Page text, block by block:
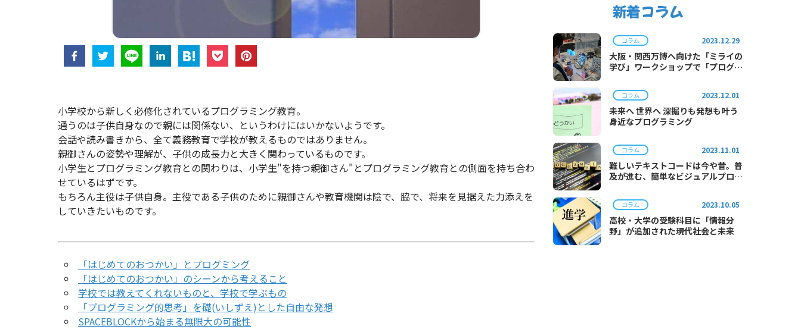
小学校から新しく必修化されているプログラミング教育。
通うのは子供自身なので親には関係ない、というわけにはいかないようです。
会話や読み書きから、全て義務教育で学校が教えるものではありません。
親御さんの姿勢や理解が、子供の成長力と大きく関わっているものです。
小学生とプログラミング教育との関わりは、小学生"を持つ親御さん"とプログラミング教育との側面を持ち合わ
せているはずです。
もちろん主役は子供自身。主役である子供のために親御さんや教育機関は陰で、脇で、将来を見据えた力添えを
していきたいものです。
「はじめてのおつかい」とプログミング
「はじめてのおつかい」のシーンから考えること
学校では教えてくれないものと、学校で学ぶもの
「プログラミング的思考」を礎(いしずえ)とした自由な発想
SPACEBLOCKから始まる無限大の可能性
新着コラム
コラム 2023.12.29
大阪・関西万博へ向けた「ミライの
学び」ワークショップで「プログラ
コラム 2023.12.01
未来へ 世界へ 深掘りも発想も叶う
身近なプログラミング
コラム 2023.11.01
難しいテキストコードは今や昔。普
及が進む、簡単なビジュアルプログ
コラム 2023.10.05
高校・大学の受験科目に「情報分
野」が追加された現代社会と未来